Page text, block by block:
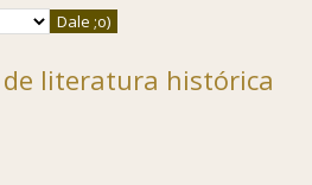
literatura histórica